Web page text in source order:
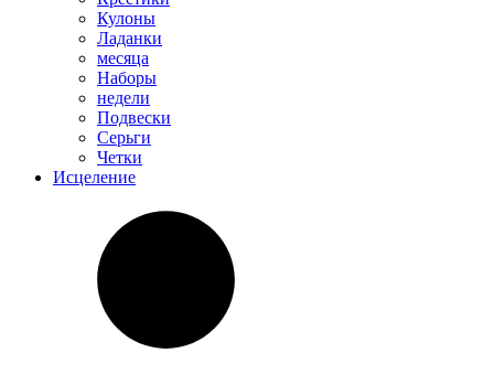
Кулоны
Ладанки
месяца
Наборы
недели
Подвески
Серьги
Четки
Исцеление